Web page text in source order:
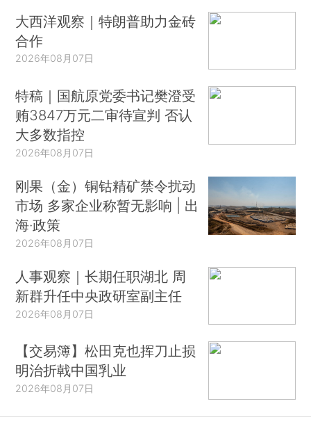
大西洋观察｜特朗普助力金砖
合作
2026年08月07日
特稿｜国航原党委书记樊澄受
贿3847万元二审待宣判 否认
大多数指控
2026年08月07日
刚果（金）铜钴精矿禁令扰动
市场 多家企业称暂无影响 | 出
海·政策
2026年08月07日
人事观察｜长期任职湖北 周
新群升任中央政研室副主任
2026年08月07日
【交易簿】松田克也挥刀止损
明治折戟中国乳业
2026年08月07日